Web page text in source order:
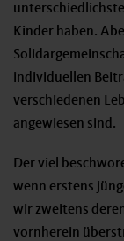
Kinder haben.
individuellen
verschiedenen
angewiesen sind.
Der viel
wenn erstens
wir zweitens
vornherein